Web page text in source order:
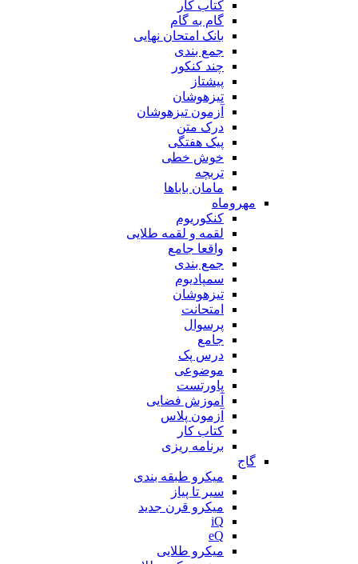
کتاب کار
گام به گام
بانک امتحان نهایی
جمع بندی
چند کنکور
پیشتاز
تیزهوشان
آزمون تیزهوشان
درک متن
پیک هفتگی
خوش خطی
تربچه
مامان باباها
مهروماه
کنکوریوم
لقمه و لقمه طلایی
واقعا جامع
جمع بندی
سمپادیوم
تیزهوشان
امتحانت
پرسوال
جامع
درس پک
موضوعی
پاورتست
آموزش فضایی
آزمون پلاس
کتاب کار
برنامه ریزی
گاج
میکرو طبقه بندی
سیر تا پیاز
میکرو قرن جدید
iQ
eQ
میکرو طلایی